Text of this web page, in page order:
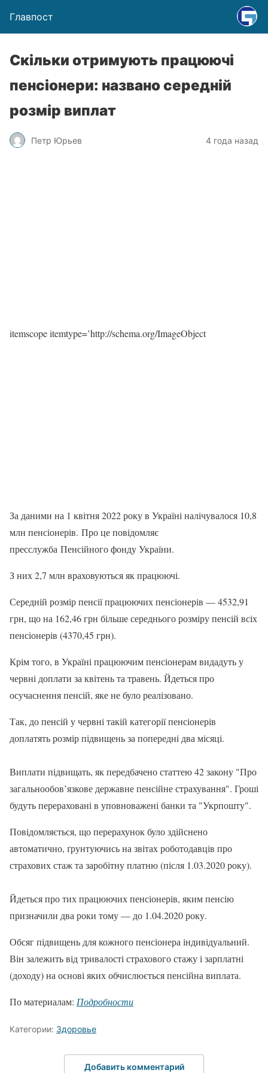
Главпост
Скільки отримують працюючі
пенсіонери: названо середній
розмір виплат
Петр Юрьев 4 года назад
itemscope itemtype=’http://schema.org/ImageObject
За даними на 1 квітня 2022 року в Україні налічувалося 10,8
млн пенсіонерів. Про це повідомляє
пресслужба Пенсійного фонду України.
З них 2,7 млн враховуються як працюючі.
Середній розмір пенсії працюючих пенсіонерів — 4532,91
грн, що на 162,46 грн більше середнього розміру пенсій всіх
пенсіонерів (4370,45 грн).
Крім того, в Україні працюючим пенсіонерам видадуть у
червні доплати за квітень та травень. Йдеться про
осучаснення пенсій, яке не було реалізовано.
Так, до пенсій у червні такій категорії пенсіонерів
доплатять розмір підвищень за попередні два місяці.
Виплати підвищать, як передбачено статтею 42 закону "Про
загальнообов’язкове державне пенсійне страхування". Гроші
будуть перераховані в уповноважені банки та "Укрпошту".
Повідомляється, що перерахунок було здійснено
автоматично, ґрунтуючись на звітах роботодавців про
страхових стаж та заробітну платню (після 1.03.2020 року).
Йдеться про тих працюючих пенсіонерів, яким пенсію
призначили два роки тому — до 1.04.2020 року.
Обсяг підвищень для кожного пенсіонера індивідуальний.
Він залежить від тривалості страхового стажу і зарплатні
(доходу) на основі яких обчислюється пенсійна виплата.
По материалам: Подробности
Категории: Здоровье
Добавить комментарий